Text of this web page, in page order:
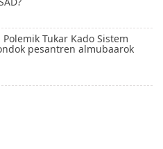
Tukar Kado Sistem
pesantren almubaarok